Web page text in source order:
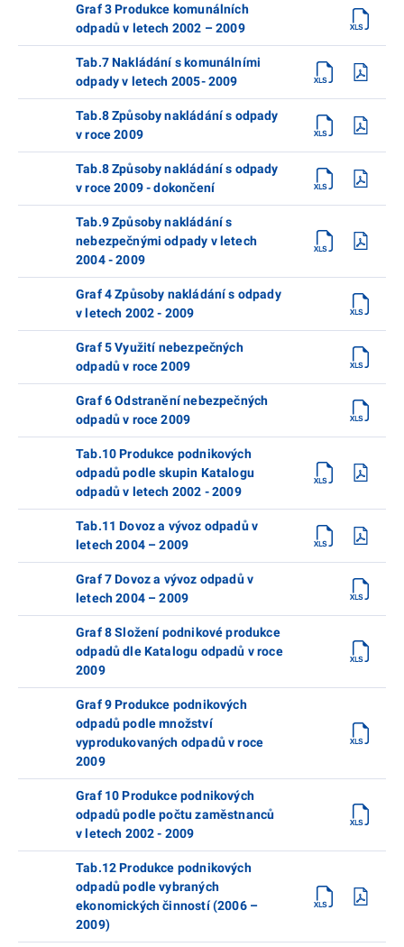
Graf 3 Produkce komunálních
odpadů v letech 2002 – 2009
Tab.7 Nakládání s komunálními
odpady v letech 2005- 2009
Tab.8 Způsoby nakládání s odpady
v roce 2009
Tab.8 Způsoby nakládání s odpady
v roce 2009 - dokončení
Tab.9 Způsoby nakládání s
nebezpečnými odpady v letech
2004 - 2009
Graf 4 Způsoby nakládání s odpady
v letech 2002 - 2009
Graf 5 Využití nebezpečných
odpadů v roce 2009
Graf 6 Odstranění nebezpečných
odpadů v roce 2009
Tab.10 Produkce podnikových
odpadů podle skupin Katalogu
odpadů v letech 2002 - 2009
Tab.11 Dovoz a vývoz odpadů v
letech 2004 – 2009
Graf 7 Dovoz a vývoz odpadů v
letech 2004 – 2009
Graf 8 Složení podnikové produkce
odpadů dle Katalogu odpadů v roce
2009
Graf 9 Produkce podnikových
odpadů podle množství
vyprodukovaných odpadů v roce
2009
Graf 10 Produkce podnikových
odpadů podle počtu zaměstnanců
v letech 2002 - 2009
Tab.12 Produkce podnikových
odpadů podle vybraných
ekonomických činností (2006 –
2009)